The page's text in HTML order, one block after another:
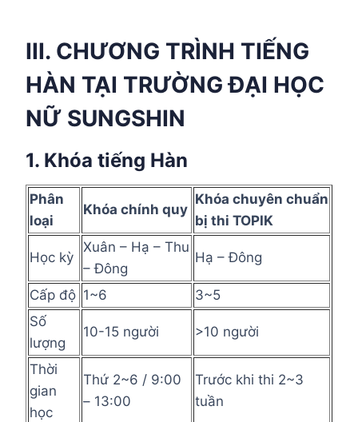
III. CHƯƠNG TRÌNH TIẾNG
HÀN TẠI TRƯỜNG ĐẠI HỌC
NỮ SUNGSHIN
1. Khóa tiếng Hàn
Phân
loại
Khóa chính quy
Khóa chuyên chuẩn
bị thi TOPIK
Học kỳ
Xuân – Hạ – Thu
– Đông
Hạ – Đông
Cấp độ 1~6
3~5
Số
lượng
10-15 người >10 người
Thời
gian
học
Thứ 2~6 / 9:00
– 13:00
Trước khi thi 2~3
tuần